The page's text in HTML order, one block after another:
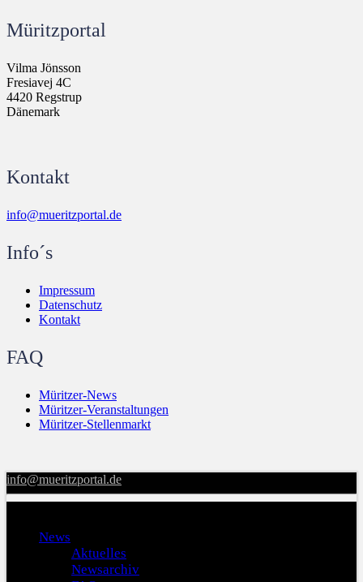
Müritzportal
Vilma Jönsson
Fresiavej 4C
4420 Regstrup
Dänemark
Kontakt
info@mueritzportal.de
Info´s
Impressum
Datenschutz
Kontakt
FAQ
Müritzer-News
Müritzer-Veranstaltungen
Müritzer-Stellenmarkt
info@mueritzportal.de
News
Aktuelles
Newsarchiv